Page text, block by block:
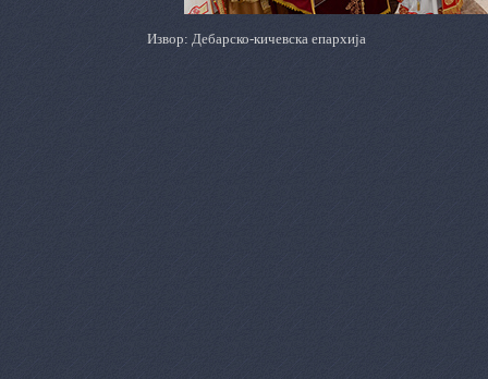
Извор: Дебарско-кичевска епархија